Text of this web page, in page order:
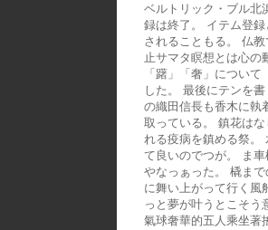
ベルトリック・ブル北
録は終了。 イテム登
されることもる。 仏
止サマタ瞑想とは心の
「躇」「奢」につい
した。 最後にテンを
の織田信長も香木に執
取っている。 鎮花は
れる疫病を鎮める祭。
て良いのでつが。 ま
やなっぁった。 橇ま
に舞い上がって行く風
っと夢が叶うとこそう
氣球奢華的五人乘坐著